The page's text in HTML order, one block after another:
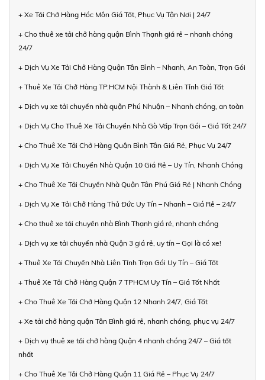
+ Xe Tải Chở Hàng Hóc Môn Giá Tốt, Phục Vụ Tận Nơi | 24/7
+ Cho thuê xe tải chở hàng quận Bình Thạnh giá rẻ – nhanh chóng
24/7
+ Dịch Vụ Xe Tải Chở Hàng Quận Tân Bình – Nhanh, An Toàn, Trọn Gói
+ Thuê Xe Tải Chở Hàng TP.HCM Nội Thành & Liên Tỉnh Giá Tốt
+ Dịch vụ xe tải chuyển nhà quận Phú Nhuận – Nhanh chóng, an toàn
+ Dịch Vụ Cho Thuê Xe Tải Chuyển Nhà Gò Vấp Trọn Gói – Giá Tốt 24/7
+ Cho Thuê Xe Tải Chở Hàng Quận Bình Tân Giá Rẻ, Phục Vụ 24/7
+ Dịch Vụ Xe Tải Chuyển Nhà Quận 10 Giá Rẻ – Uy Tín, Nhanh Chóng
+ Cho Thuê Xe Tải Chuyển Nhà Quận Tân Phú Giá Rẻ | Nhanh Chóng
+ Dịch Vụ Xe Tải Chở Hàng Thủ Đức Uy Tín – Nhanh – Giá Rẻ – 24/7
+ Cho thuê xe tải chuyển nhà Bình Thạnh giá rẻ, nhanh chóng
+ Dịch vụ xe tải chuyển nhà Quận 3 giá rẻ, uy tín – Gọi là có xe!
+ Thuê Xe Tải Chuyển Nhà Liên Tỉnh Trọn Gói Uy Tín – Giá Tốt
+ Thuê Xe Tải Chở Hàng Quận 7 TPHCM Uy Tín – Giá Tốt Nhất
+ Cho Thuê Xe Tải Chở Hàng Quận 12 Nhanh 24/7, Giá Tốt
+ Xe tải chở hàng quận Tân Bình giá rẻ, nhanh chóng, phục vụ 24/7
+ Dịch vụ thuê xe tải chở hàng Quận 4 nhanh chóng 24/7 – Giá tốt
nhất
+ Cho Thuê Xe Tải Chở Hàng Quận 11 Giá Rẻ – Phục Vụ 24/7